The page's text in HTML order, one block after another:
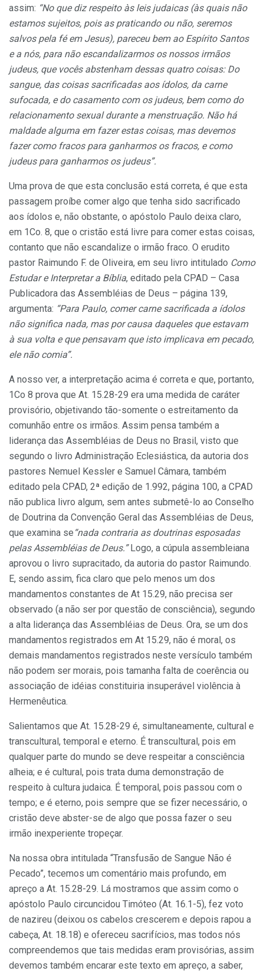
assim: “No que diz respeito às leis judaicas (às quais não
estamos sujeitos, pois as praticando ou não, seremos
salvos pela fé em Jesus), pareceu bem ao Espírito Santos
e a nós, para não escandalizarmos os nossos irmãos
judeus, que vocês abstenham dessas quatro coisas: Do
sangue, das coisas sacrificadas aos ídolos, da carne
sufocada, e do casamento com os judeus, bem como do
relacionamento sexual durante a menstruação. Não há
maldade alguma em fazer estas coisas, mas devemos
fazer como fracos para ganharmos os fracos, e como
judeus para ganharmos os judeus”.
Uma prova de que esta conclusão está correta, é que esta
passagem proíbe comer algo que tenha sido sacrificado
aos ídolos e, não obstante, o apóstolo Paulo deixa claro,
em 1Co. 8, que o cristão está livre para comer estas coisas,
contanto que não escandalize o irmão fraco. O erudito
pastor Raimundo F. de Oliveira, em seu livro intitulado Como
Estudar e Interpretar a Bíblia, editado pela CPAD – Casa
Publicadora das Assembléias de Deus – página 139,
argumenta: “Para Paulo, comer carne sacrificada a ídolos
não significa nada, mas por causa daqueles que estavam
à sua volta e que pensavam que isto implicava em pecado,
ele não comia”.
A nosso ver, a interpretação acima é correta e que, portanto,
1Co 8 prova que At. 15.28-29 era uma medida de caráter
provisório, objetivando tão-somente o estreitamento da
comunhão entre os irmãos. Assim pensa também a
liderança das Assembléias de Deus no Brasil, visto que
segundo o livro Administração Eclesiástica, da autoria dos
pastores Nemuel Kessler e Samuel Câmara, também
editado pela CPAD, 2ª edição de 1.992, página 100, a CPAD
não publica livro algum, sem antes submetê-lo ao Conselho
de Doutrina da Convenção Geral das Assembléias de Deus,
que examina se “nada contraria as doutrinas esposadas
pelas Assembléias de Deus.”Logo, a cúpula assembleiana
aprovou o livro supracitado, da autoria do pastor Raimundo.
E, sendo assim, fica claro que pelo menos um dos
mandamentos constantes de At 15.29, não precisa ser
observado (a não ser por questão de consciência), segundo
a alta liderança das Assembléias de Deus. Ora, se um dos
mandamentos registrados em At 15.29, não é moral, os
demais mandamentos registrados neste versículo também
não podem ser morais, pois tamanha falta de coerência ou
associação de idéias constituiria insuperável violência à
Hermenêutica.
Salientamos que At. 15.28-29 é, simultaneamente, cultural e
transcultural, temporal e eterno. É transcultural, pois em
qualquer parte do mundo se deve respeitar a consciência
alheia; e é cultural, pois trata duma demonstração de
respeito à cultura judaica. É temporal, pois passou com o
tempo; e é eterno, pois sempre que se fizer necessário, o
cristão deve abster-se de algo que possa fazer o seu
irmão inexperiente tropeçar.
Na nossa obra intitulada “Transfusão de Sangue Não é
Pecado”, tecemos um comentário mais profundo, em
apreço a At. 15.28-29. Lá mostramos que assim como o
apóstolo Paulo circuncidou Timóteo (At. 16.1-5), fez voto
de nazireu (deixou os cabelos crescerem e depois rapou a
cabeça, At. 18.18) e ofereceu sacrifícios, mas todos nós
compreendemos que tais medidas eram provisórias, assim
devemos também encarar este texto em apreço, a saber,